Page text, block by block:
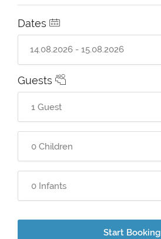
Dates
Guests
Start Booking